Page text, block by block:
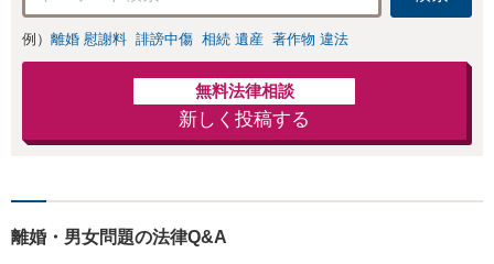
例） 離婚 慰謝料 誹謗中傷 相続 遺産 著作物 違法
無料法律相談
新しく投稿する
離婚・男女問題の法律Q&A